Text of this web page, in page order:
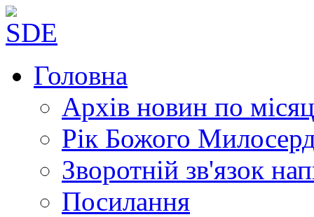
Головна
Архів новин по
Рік Божого
Зворотній зв'язок
Посилання